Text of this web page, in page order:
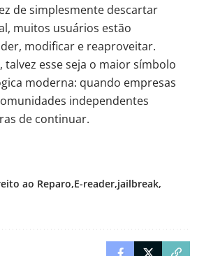
de simplesmente descartar
muitos usuários estão
modificar e reaproveitar.
talvez esse seja o maior símbolo
moderna: quando empresas
independentes
de continuar.
ao Reparo E-reader jailbreak